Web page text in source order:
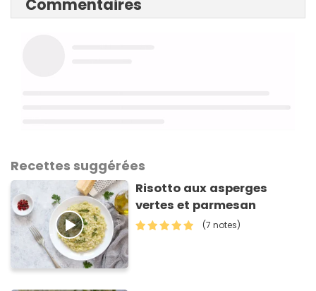
Commentaires
Recettes suggérées
Risotto aux asperges
vertes et parmesan
(7 notes)